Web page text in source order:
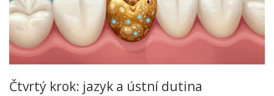
Čtvrtý krok: jazyk a ústní dutina